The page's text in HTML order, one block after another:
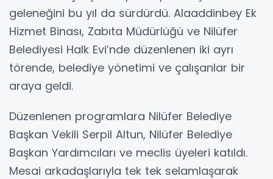
geleneğini bu yıl da sürdürdü. Alaaddinbey Ek
Hizmet Binası, Zabıta Müdürlüğü ve Nilüfer
Belediyesi Halk Evi’nde düzenlenen iki ayrı
törende, belediye yönetimi ve çalışanlar bir
araya geldi.
Düzenlenen programlara Nilüfer Belediye
Başkan Vekili Serpil Altun, Nilüfer Belediye
Başkan Yardımcıları ve meclis üyeleri katıldı.
Mesai arkadaşlarıyla tek tek selamlaşarak